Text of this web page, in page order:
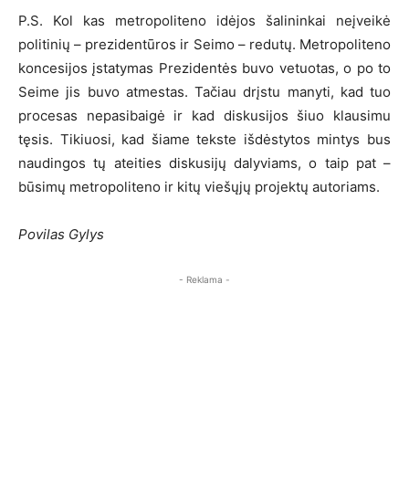
P.S. Kol kas metropoliteno idėjos šalininkai neįveikė
politinių – prezidentūros ir Seimo – redutų. Metropoliteno
koncesijos įstatymas Prezidentės buvo vetuotas, o po to
Seime jis buvo atmestas. Tačiau drįstu manyti, kad tuo
procesas nepasibaigė ir kad diskusijos šiuo klausimu
tęsis. Tikiuosi, kad šiame tekste išdėstytos mintys bus
naudingos tų ateities diskusijų dalyviams, o taip pat –
būsimų metropoliteno ir kitų viešųjų projektų autoriams.
Povilas Gylys
- Reklama -